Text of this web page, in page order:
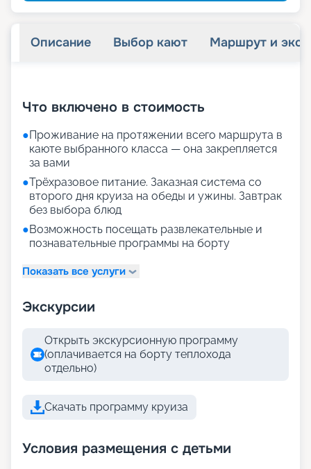
Описание Выбор кают Маршрут и
Что включено в стоимость
●Проживание на протяжении всего маршрута в
каюте выбранного класса — она закрепляется
за вами
●Трёхразовое питание. Заказная система со
второго дня круиза на обеды и ужины. Завтрак
без выбора блюд
●Возможность посещать развлекательные и
познавательные программы на борту
Показать все услуги
Экскурсии
Открыть экскурсионную программу
(оплачивается на борту теплохода
отдельно)
Скачать программу круиза
Условия размещения с детьми